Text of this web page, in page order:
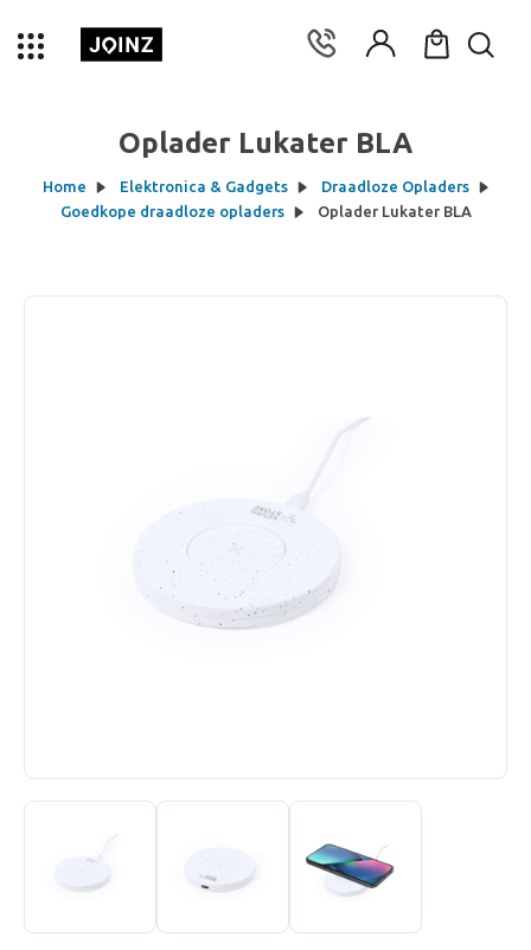
Oplader Lukater BLA
Home Elektronica & Gadgets
Draadloze Opladers
Goedkope draadloze opladers
Oplader Lukater BLA